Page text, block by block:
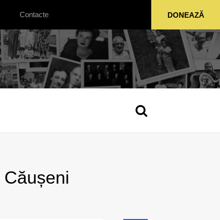
Contacte DONEAZĂ